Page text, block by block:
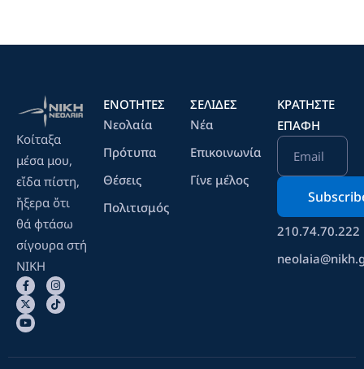
Κοίταξα
μέσα μου,
εἴδα πίστη,
ἤξερα ὄτι
θά φτάσω
σίγουρα στή
ΝΙΚΗ
ΕΝΟΤΗΤΕΣ
Νεολαία
Πρότυπα
Θέσεις
Πολιτισμός
ΣΕΛΙΔΕΣ
Νέα
Επικοινωνία
Γίνε μέλος
ΚΡΑΤΉΣΤΕ
ΕΠΑΦΉ
Email
210.74.70.222